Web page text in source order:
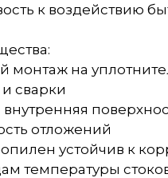
к воздействию
монтаж на
сварки
внутренняя
отложений
устойчив к
температуры